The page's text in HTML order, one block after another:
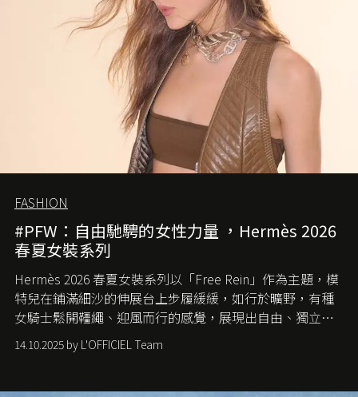
FASHION
#PFW：自由馳騁的女性力量 ，Hermès 2026
春夏女裝系列
Hermès 2026 春夏女裝系列以「Free Rein」作為主題，模
特兒在鋪滿細沙的伸展台上步履緩緩，如行於曠野，有種
女騎士鬆開韁繩、迎風而行的感覺，展現出自由、獨立與
從容的態度。
14.10.2025 by L'OFFICIEL Team